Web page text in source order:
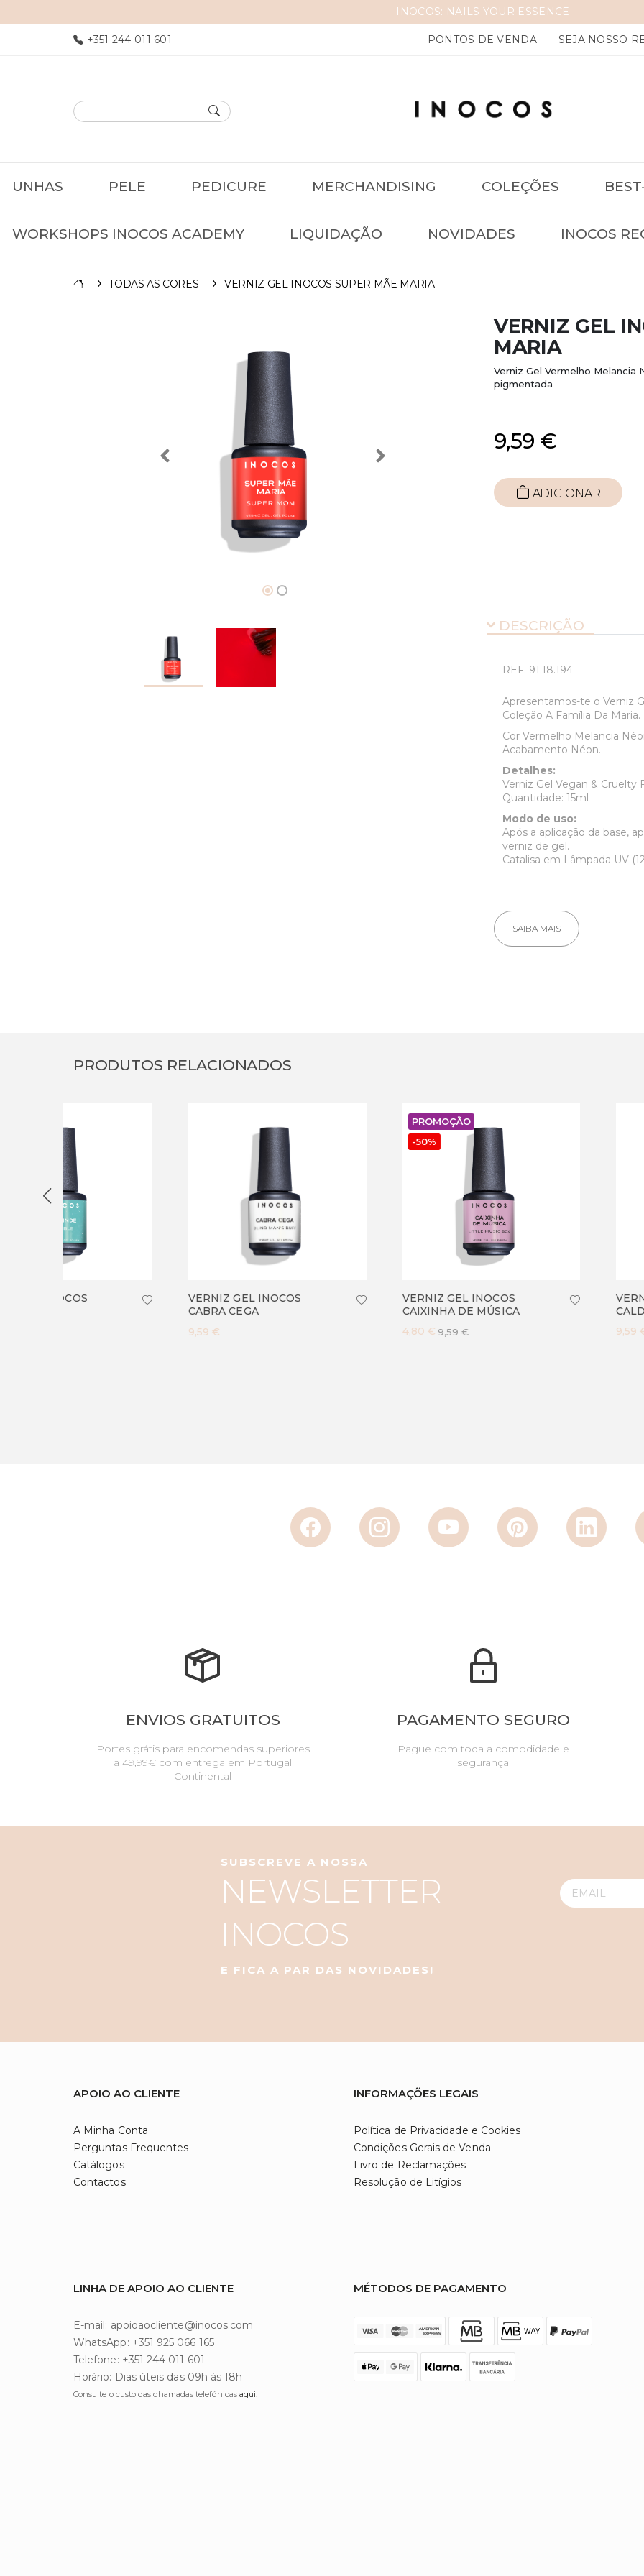
+351 244 011 601 PONTOS DE VENDA SEJA NOSSO
UNHAS PELE PEDICURE MERCHANDISING COLEÇÕES
WORKSHOPS INOCOS ACADEMY LIQUIDAÇÃO NOVIDADES INOCOS
TODAS AS CORES VERNIZ GEL INOCOS SUPER MÃE MARIA
VERNIZ GEL
MARIA
Verniz Gel Vermelho Melancia
pigmentada
9,59 €
ADICIONAR
DESCRIÇÃO
REF. 91.18.194
Apresentamos-te o Verniz
Coleção A Família Da Maria.
Cor Vermelho Melancia
Acabamento Néon.
Detalhes:
Verniz Gel Vegan & Cruelty
Quantidade: 15ml
Modo de uso:
Após a aplicação da base,
verniz de gel.
Catalisa em Lâmpada UV
SAIBA MAIS
PRODUTOS RELACIONADOS
VERNIZ GEL INOCOS
VERNIZ GEL INOCOS
CAIXINHA DE MÚSICA
VERNIZ GEL INOCOS
CALDEIRÃO
ENVIOS GRATUITOS
Portes grátis para encomendas superiores
a 49,99€ com entrega em Portugal
Continental
PAGAMENTO SEGURO
Pague com toda a comodidade e
segurança
SUBSCREVE A NOSSA
NEWSLETTER
INOCOS
E FICA A PAR DAS NOVIDADES!
APOIO AO CLIENTE
A Minha Conta
Perguntas Frequentes
Catálogos
Contactos
INFORMAÇÕES LEGAIS
Política de Privacidade e Cookies
Condições Gerais de Venda
Livro de Reclamações
Resolução de Litígios
LINHA DE APOIO AO CLIENTE
E-mail: apoioaocliente@inocos.com
WhatsApp: +351 925 066 165
Telefone: +351 244 011 601
Horário: Dias úteis das 09h às 18h
Consulte o custo das chamadas telefónicas aqui.
MÉTODOS DE PAGAMENTO